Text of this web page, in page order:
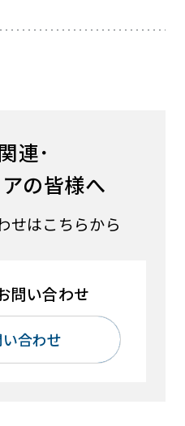
連･
の皆様へ
せはこちらから
問い合わせ
合わせ